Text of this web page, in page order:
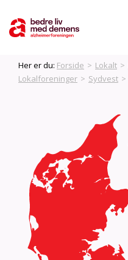
Her er du: Forside > Lokalt >
Lokalforeninger > Sydvest >